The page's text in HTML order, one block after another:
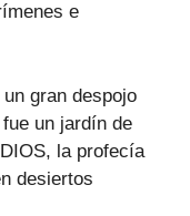
e
gran despojo
un jardín de
la profecía
desiertos